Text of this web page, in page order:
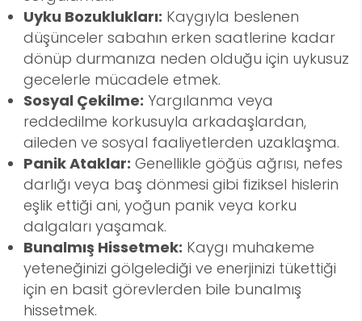
Uyku Bozuklukları: Kaygıyla beslenen
düşünceler sabahın erken saatlerine kadar
dönüp durmanıza neden olduğu için uykusuz
gecelerle mücadele etmek.
Sosyal Çekilme: Yargılanma veya
reddedilme korkusuyla arkadaşlardan,
aileden ve sosyal faaliyetlerden uzaklaşma.
Panik Ataklar: Genellikle göğüs ağrısı, nefes
darlığı veya baş dönmesi gibi fiziksel hislerin
eşlik ettiği ani, yoğun panik veya korku
dalgaları yaşamak.
Bunalmış Hissetmek: Kaygı muhakeme
yeteneğinizi gölgelediği ve enerjinizi tükettiği
için en basit görevlerden bile bunalmış
hissetmek.